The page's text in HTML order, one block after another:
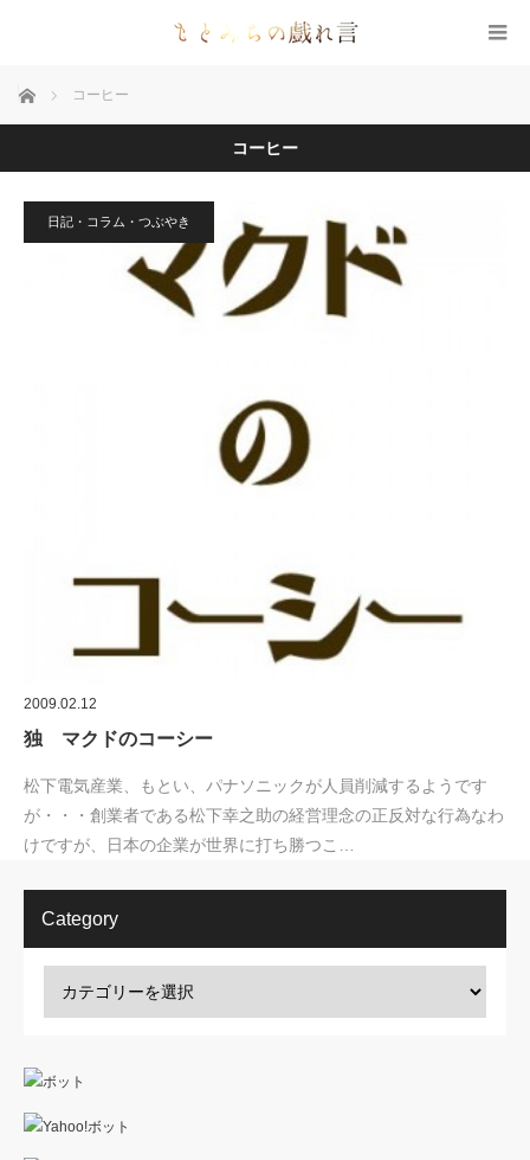
ホーム コーヒー
コーヒー
日記・コラム・つぶやき
2009.02.12
独 マクドのコーシー
松下電気産業、もとい、パナソニックが人員削減するようです
が・・・創業者である松下幸之助の経営理念の正反対な行為なわ
けですが、日本の企業が世界に打ち勝つこ…
Category